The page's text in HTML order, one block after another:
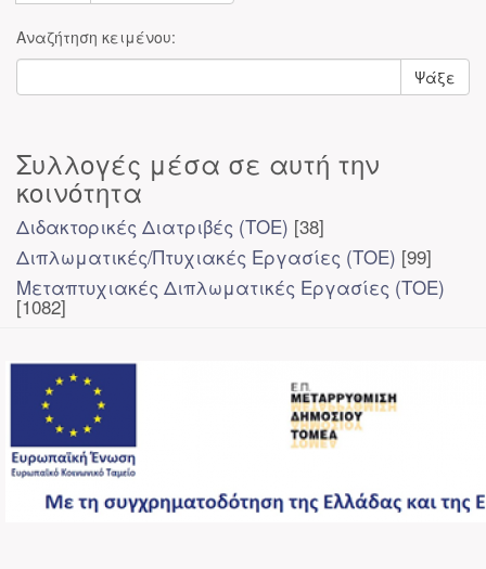
Αναζήτηση κειμένου:
Ψάξε
Συλλογές μέσα σε αυτή την
κοινότητα
Διδακτορικές Διατριβές (ΤΟΕ) [38]
Διπλωματικές/Πτυχιακές Εργασίες (ΤΟΕ) [99]
Μεταπτυχιακές Διπλωματικές Εργασίες (ΤΟΕ)
[1082]